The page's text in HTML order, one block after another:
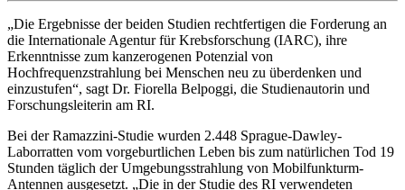
„Die Ergebnisse der beiden Studien rechtfertigen die Forderung an
die Internationale Agentur für Krebsforschung (IARC), ihre
Erkenntnisse zum kanzerogenen Potenzial von
Hochfrequenzstrahlung bei Menschen neu zu überdenken und
einzustufen“, sagt Dr. Fiorella Belpoggi, die Studienautorin und
Forschungsleiterin am RI.
Bei der Ramazzini-Studie wurden 2.448 Sprague-Dawley-
Laborratten vom vorgeburtlichen Leben bis zum natürlichen Tod 19
Stunden täglich der Umgebungsstrahlung von Mobilfunkturm-
Antennen ausgesetzt. „Die in der Studie des RI verwendeten